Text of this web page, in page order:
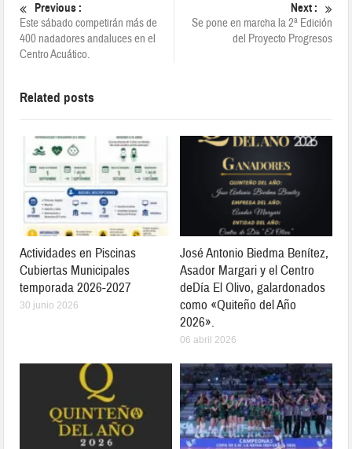
Previous :
Este sábado competirán más de
400 nadadores andaluces en el
Centro Acuático.
Next :
Se pone en marcha la 2ª Edición
del Proyecto Progresos
Related posts
Actividades en Piscinas
Cubiertas Municipales
temporada 2026-2027
30 junio 2026
José Antonio Biedma Benítez,
Asador Margari y el Centro
deDía El Olivo, galardonados
como «Quiteño del Año
2026».
06 abril 2026